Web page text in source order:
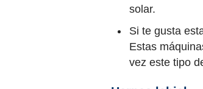
solar.
Si te gusta
Estas
vez este tipo